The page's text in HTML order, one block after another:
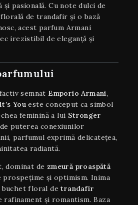
pasională. Cu note dulci de
de trandafir și o bază
acest parfum Armani
irezistibil de eleganță și
semnat Emporio Armani,
You este conceput ca simbol
feminină a lui Stronger
puterea conexiunilor
parfumul exprimă delicatețea,
radiantă.
dominat de zmeură proaspătă
prospețime și optimism. Inima
buchet floral detrandafir
rafinament și romantism. Baza